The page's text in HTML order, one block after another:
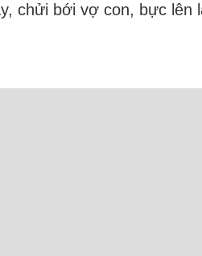
chửi bới vợ con, bực lên